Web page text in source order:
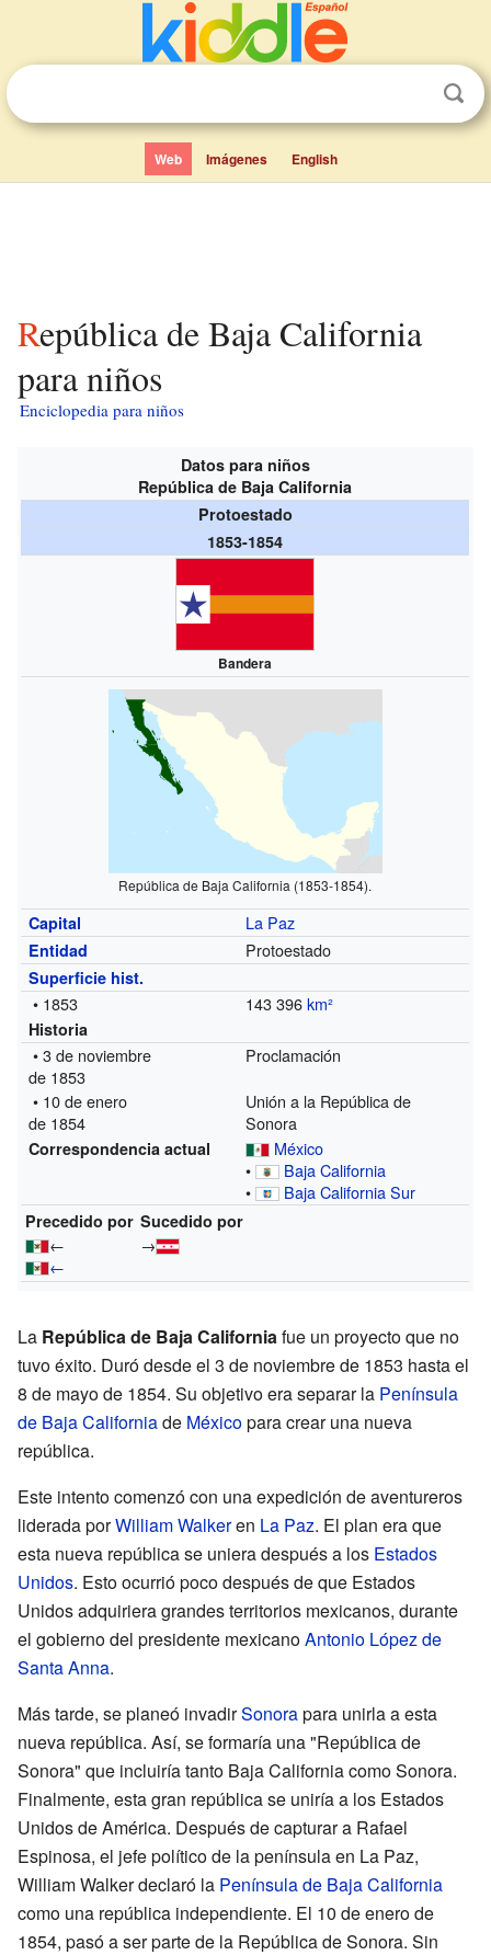
Web Imágenes English
República de Baja California
para niños
Enciclopedia para niños
Datos para niños
República de Baja California
Protoestado
1853-1854
Bandera
República de Baja California (1853-1854).
Capital La Paz
Entidad Protoestado
Superficie hist.
• 1853 143 396km²
Historia
• 3 de noviembre
de 1853
Proclamación
• 10 de enero
de 1854
Unión a la República de
Sonora
Correspondencia actual
México
•
Baja California
•
Baja California Sur
Precedido por Sucedido por
←
←
→
La República de Baja Californiafue un proyecto que no
tuvo éxito. Duró desde el 3 de noviembre de 1853 hasta el
8 de mayo de 1854. Su objetivo era separar la Península
de Baja Californiade Méxicopara crear una nueva
república.
Este intento comenzó con una expedición de aventureros
liderada porWilliam Walkeren La Paz. El plan era que
esta nueva república se uniera después a los Estados
Unidos. Esto ocurrió poco después de que Estados
Unidos adquiriera grandes territorios mexicanos, durante
el gobierno del presidente mexicanoAntonio López de
Santa Anna.
Más tarde, se planeó invadirSonorapara unirla a esta
nueva república. Así, se formaría una "República de
Sonora" que incluiría tanto Baja California como Sonora.
Finalmente, esta gran república se uniría a los Estados
Unidos de América. Después de capturar a Rafael
Espinosa, el jefe político de la península en La Paz,
William Walker declaró la Península de Baja California
como una república independiente. El 10 de enero de
1854, pasó a ser parte de la República de Sonora. Sin